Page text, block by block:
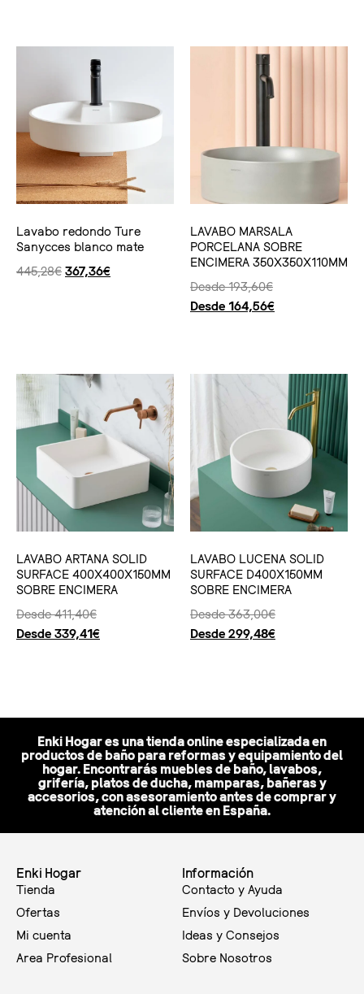
Lavabo redondo Ture
Sanycces blanco mate
445,28€ 367,36€
LAVABO MARSALA
PORCELANA SOBRE
ENCIMERA 350X350X110MM
Desde193,60€
Desde 164,56€
LAVABO ARTANA SOLID
SURFACE 400X400X150MM
SOBRE ENCIMERA
Desde411,40€
Desde 339,41€
LAVABO LUCENA SOLID
SURFACE D400X150MM
SOBRE ENCIMERA
Desde363,00€
Desde 299,48€
Enki Hogar es una tienda online especializada en
productos de baño para reformas y equipamiento del
hogar. Encontrarás muebles de baño, lavabos,
grifería, platos de ducha, mamparas, bañeras y
accesorios, con asesoramiento antes de comprar y
atención al cliente en España.
Enki Hogar
Tienda
Ofertas
Mi cuenta
Area Profesional
Información
Contacto y Ayuda
Envíos y Devoluciones
Ideas y Consejos
Sobre Nosotros